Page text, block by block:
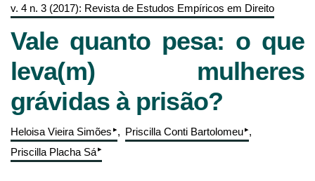
v. 4 n. 3 (2017): Revista de Estudos Empíricos em Direito
Vale quanto pesa: o que
leva(m) mulheres
grávidas à prisão?
Heloisa Vieira Simões ▸ Priscilla Conti Bartolomeu▸
Priscilla Placha Sá▸